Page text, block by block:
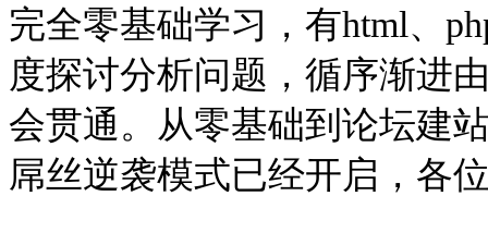
完全零基础学习，有html、
度探讨分析问题，循序渐进
会贯通。从零基础到论坛建
屌丝逆袭模式已经开启，各